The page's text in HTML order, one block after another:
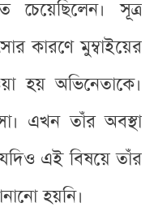
সূত্র
কারণে মুম্বাইয়ের
হয় অভিনেতাকে।
এখন তাঁর অবস্থা
যদিও এই বিষয়ে তাঁর
হয়নি।